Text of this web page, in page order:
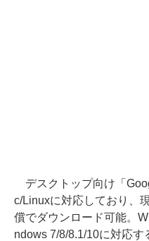
デスクトップ向け「
c/Linuxに対応しており、
償でダウンロード可能。
ndows 7/8/8.1/10に対応